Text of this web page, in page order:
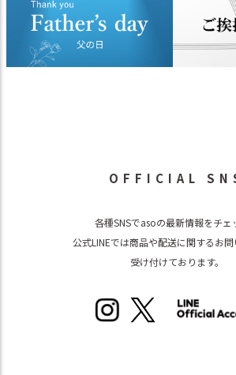
OFFICIAL
各種SNSでasoの最新情報をチェ
公式LINEでは商品や配送に関するお問
受け付けております。